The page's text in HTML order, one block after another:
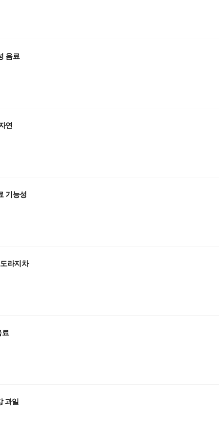
음료
연
기능성
라지차
료
과일